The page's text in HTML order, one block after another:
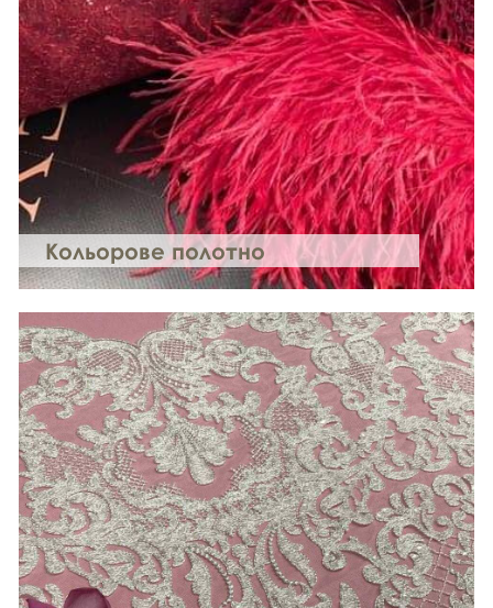
Кольорове полотно